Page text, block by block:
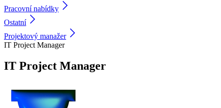
Pracovní nabídky
Ostatní
Projektový manažer
IT Project Manager
IT Project Manager